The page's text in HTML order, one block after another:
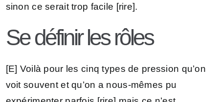
sinon ce serait trop facile [rire].
Se définir les rôles
[E] Voilà pour les cinq types de pression qu’on
voit souvent et qu’on a nous-mêmes pu